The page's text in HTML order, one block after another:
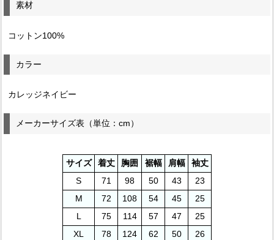
素材
コットン100%
カラー
カレッジネイビー
メーカーサイズ表（単位：cm）
サイズ 着丈 胸囲 裾幅 肩幅
袖丈
S
71 98 50 43
23
M
72 108 54 45
25
L
75 114 57 47
25
XL
78 124 62 50 26